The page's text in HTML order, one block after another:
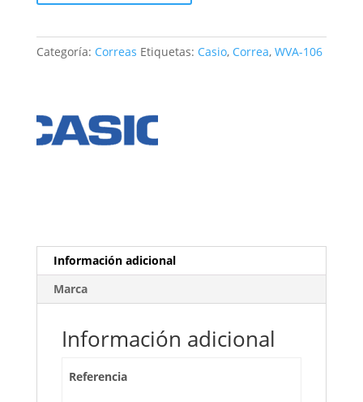
WVA-
cantidad
Categoría: Correas Etiquetas: Casio, Correa, WVA-106
Información adicional
Marca
Información adicional
Referencia